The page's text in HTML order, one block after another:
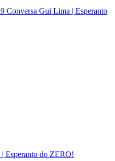
Conversa Gui Lima | Esperanto
| Esperanto do ZERO!